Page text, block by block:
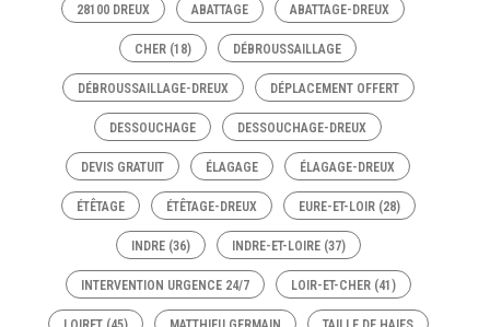
28100 DREUX ABATTAGE ABATTAGE-DREUX
CHER (18) DÉBROUSSAILLAGE
DÉBROUSSAILLAGE-DREUX DÉPLACEMENT OFFERT
DESSOUCHAGE DESSOUCHAGE-DREUX
DEVIS GRATUIT ÉLAGAGE ÉLAGAGE-DREUX
ÉTÊTAGE ÉTÊTAGE-DREUX EURE-ET-LOIR (28)
INDRE (36) INDRE-ET-LOIRE (37)
INTERVENTION URGENCE 24/7 LOIR-ET-CHER (41)